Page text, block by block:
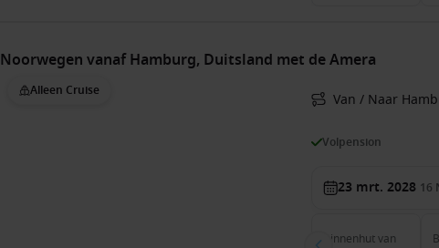
Noorwegen vanaf Hamburg, Duitsland met de Amera
Alleen Cruise Van / Naar
Volpension
23 mrt. 2028 16
Binnenhutvan